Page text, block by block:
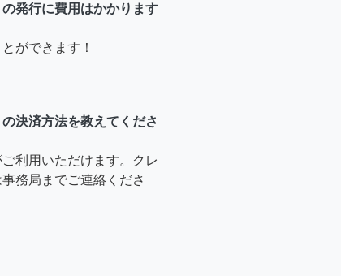
発行に費用はかかります
ができます！
決済方法を教えてくださ
利用いただけます。クレ
務局までご連絡くださ